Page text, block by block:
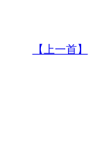
【上一首】